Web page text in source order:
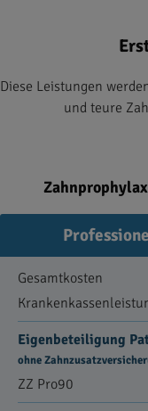
Diese Leistungen
und teure
Gesamtkosten
Eigenbeteiligung
ohne
ZZ Pro90